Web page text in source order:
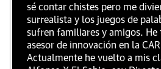
sé contar chistes pero me
surrealista y los juegos de
sufren familiares y amigos. He
asesor de innovación en la
Actualmente he vuelto a mis